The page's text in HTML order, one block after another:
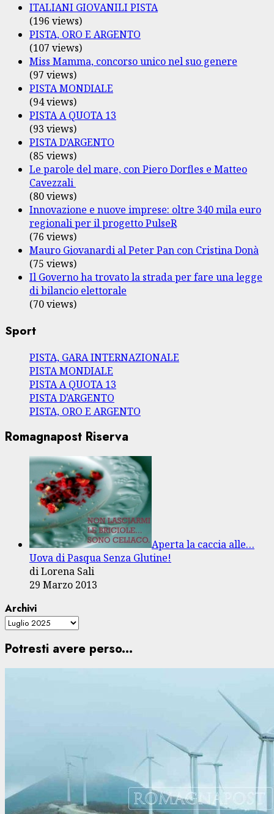
ITALIANI GIOVANILI PISTA
(196 views)
PISTA, ORO E ARGENTO
(107 views)
Miss Mamma, concorso unico nel suo genere
(97 views)
PISTA MONDIALE
(94 views)
PISTA A QUOTA 13
(93 views)
PISTA D’ARGENTO
(85 views)
Le parole del mare, con Piero Dorfles e Matteo
Cavezzali
(80 views)
Innovazione e nuove imprese: oltre 340 mila euro
regionali per il progetto PulseR
(76 views)
Mauro Giovanardi al Peter Pan con Cristina Donà
(75 views)
Il Governo ha trovato la strada per fare una legge
di bilancio elettorale
(70 views)
Sport
PISTA, GARA INTERNAZIONALE
PISTA MONDIALE
PISTA A QUOTA 13
PISTA D’ARGENTO
PISTA, ORO E ARGENTO
Romagnapost Riserva
Aperta la caccia alle…
Uova di Pasqua Senza Glutine!
di Lorena Sali
29 Marzo 2013
Archivi
Potresti avere perso...